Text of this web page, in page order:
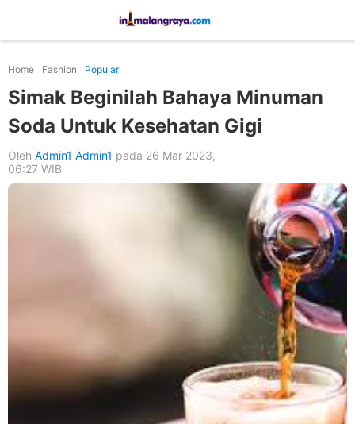
Home Fashion Popular
Simak Beginilah Bahaya Minuman
Soda Untuk Kesehatan Gigi
Oleh Admin1 Admin1 pada 26 Mar 2023,
06:27 WIB